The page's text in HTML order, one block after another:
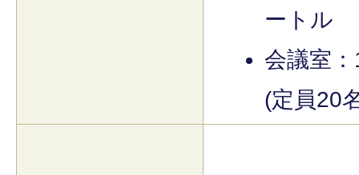
ートル
会議室
(定員20